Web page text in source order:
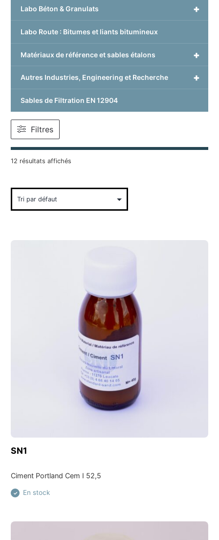
+
Labo Béton & Granulats
Labo Route : Bitumes et liants bitumineux
+
Matériaux de référence et sables étalons
+
Autres Industries, Engineering et Recherche
Sables de Filtration EN 12904
Filtres
12 résultats affichés
SN1
Ciment Portland Cem I 52,5
✓ En stock